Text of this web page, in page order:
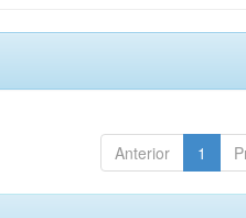
Anterior 1